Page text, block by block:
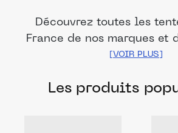
Découvrez toutes les
France de nos marques et
partenaires. Des produits
français pour chacune de
Les produits